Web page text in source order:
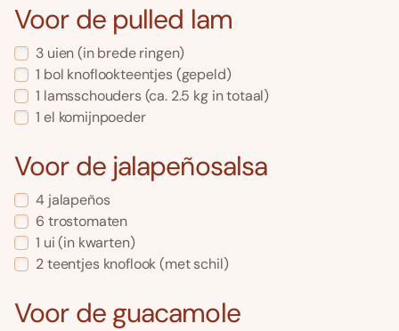
Voor de pulled lam
3 uien(in brede ringen)
1 bol knoflookteentjes(gepeld)
1 lamsschouders(ca. 2.5 kg in totaal)
1 el komijnpoeder
Voor de jalapeñosalsa
4 jalapeños
6 trostomaten
1 ui(in kwarten)
2teentjes knoflook(met schil)
Voor de guacamole